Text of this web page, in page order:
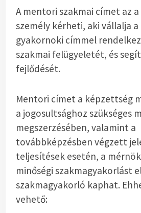
A mentori szakmai címet az
személy kérheti, aki vállalja
gyakornoki címmel
szakmai felügyeletét, és
fejlődését.
Mentori címet a képzettség
a jogosultsághoz szükséges
megszerzésében, valamint a
továbbképzésben végzett
teljesítések esetén, a
minőségi szakmagyakorlást
szakmagyakorló kaphat.
vehető: